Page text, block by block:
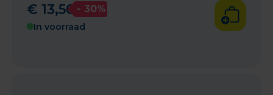
€ 13,50 - 30%
In voorraad